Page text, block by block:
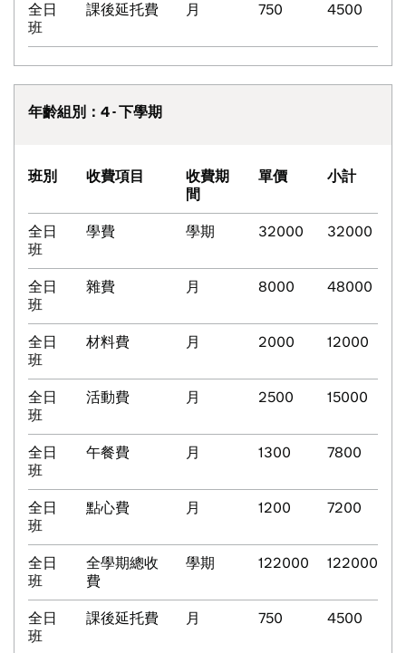
全日
班
課後延托費 月 750 4500
年齡組別：4 - 下學期
班別 收費項目
收費期
間
單價 小計
全日
班
學費 學期 32000 32000
全日
班
雜費 月 8000 48000
全日
班
材料費 月 2000 12000
全日
班
活動費 月 2500 15000
全日
班
午餐費 月 1300 7800
全日
班
點心費 月 1200 7200
全日
班
全學期總收
費
學期 122000 122000
全日
班
課後延托費 月 750 4500